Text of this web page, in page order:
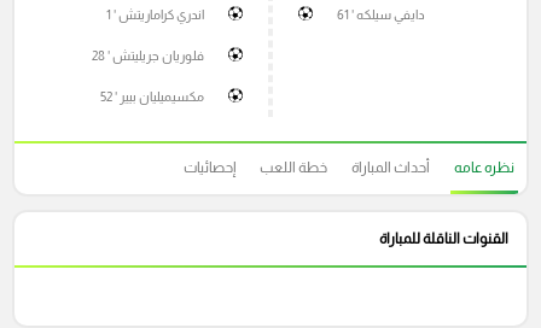
دايفي سيلكه ' 61 اندري كراماريتش ' 1
فلوريان جريليتش ' 28
مكسيميليان بيير ' 52
نظره عامه أحداث المباراة خطة اللعب إحصائيات
القنوات الناقلة للمباراة